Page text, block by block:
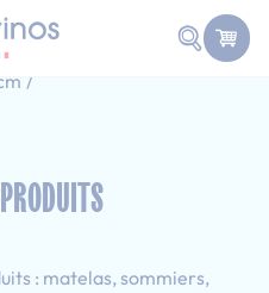
Faire
simple
: matelas, sommiers,